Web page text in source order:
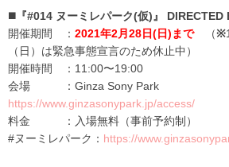
◼️ 『#014 ヌーミレパーク(仮) 』
DIRECTED
開催期間 ： 2021年2月28日(日)まで （※1
（日）は緊急事態宣言のため休止中）
開催時間 ：11:00〜19:00
会場 ：Ginza Sony Park
https://www.ginzasonypark.jp/access/
料金 ：入場無料（事前予約制）
#ヌーミレパーク： https://